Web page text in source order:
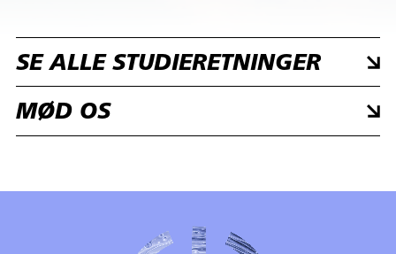
SE ALLE STUDIERETNINGER
MØD OS